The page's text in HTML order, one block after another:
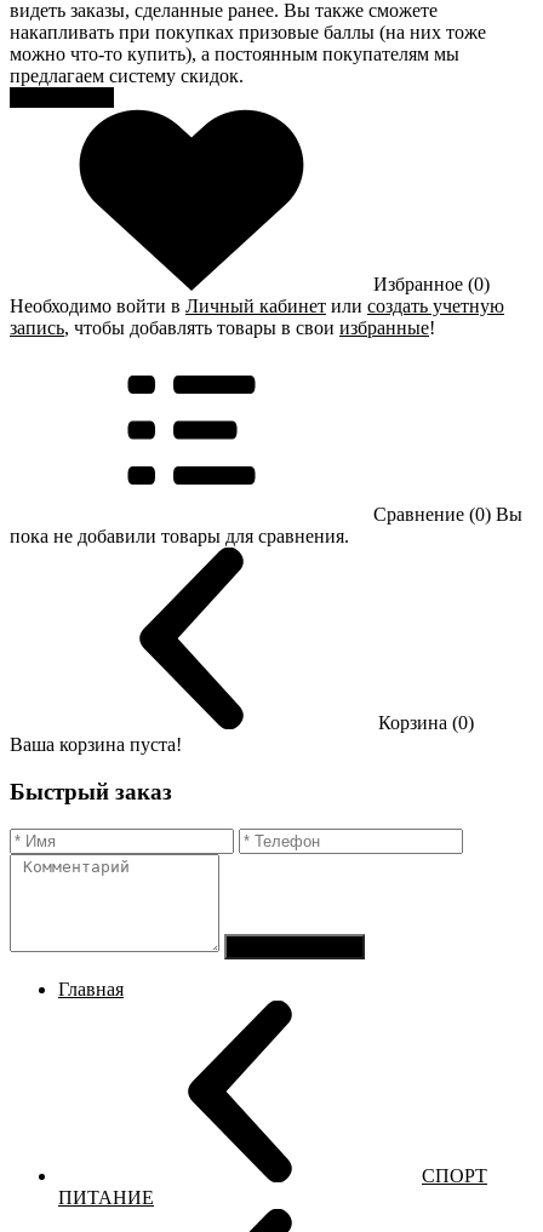
видеть заказы, сделанные ранее. Вы также сможете
накапливать при покупках призовые баллы (на них тоже
можно что-то купить), а постоянным покупателям мы
предлагаем систему скидок.
Избранное (0)
Необходимо войти в Личный кабинет или создать учетную
запись, чтобы добавлять товары в свои избранные!
Сравнение (0) Вы
пока не добавили товары для сравнения.
Корзина (0)
Ваша корзина пуста!
Быстрый заказ
Главная
СПОРТ
ПИТАНИЕ